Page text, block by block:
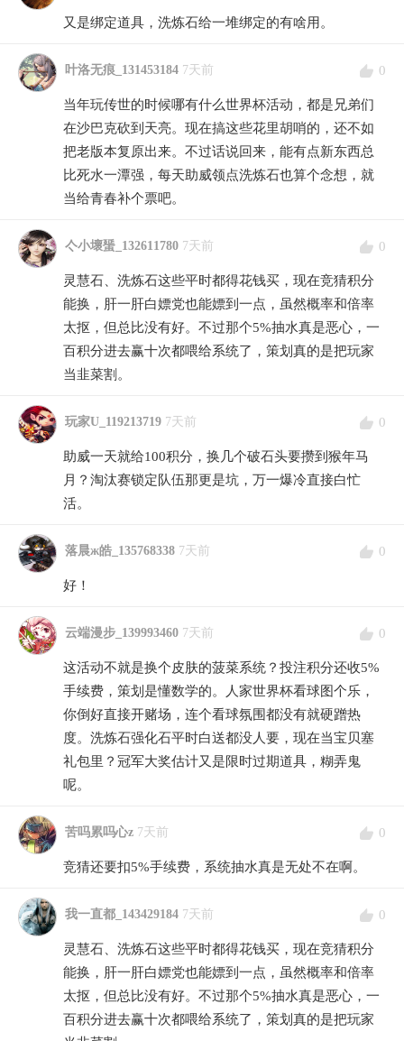
又是绑定道具，洗炼石给一堆绑定的有啥用。
叶洛无痕_131453184 7天前 0
当年玩传世的时候哪有什么世界杯活动，都是兄弟们
在沙巴克砍到天亮。现在搞这些花里胡哨的，还不如
把老版本复原出来。不过话说回来，能有点新东西总
比死水一潭强，每天助威领点洗炼石也算个念想，就
当给青春补个票吧。
亽小壞蜑_132611780 7天前 0
灵慧石、洗炼石这些平时都得花钱买，现在竞猜积分
能换，肝一肝白嫖党也能嫖到一点，虽然概率和倍率
太抠，但总比没有好。不过那个5%抽水真是恶心，一
百积分进去赢十次都喂给系统了，策划真的是把玩家
当韭菜割。
玩家U_119213719 7天前 0
助威一天就给100积分，换几个破石头要攒到猴年马
月？淘汰赛锁定队伍那更是坑，万一爆冷直接白忙
活。
落晨ж皓_135768338 7天前 0
好！
云端漫步_139993460 7天前 0
这活动不就是换个皮肤的菠菜系统？投注积分还收5%
手续费，策划是懂数学的。人家世界杯看球图个乐，
你倒好直接开赌场，连个看球氛围都没有就硬蹭热
度。洗炼石强化石平时白送都没人要，现在当宝贝塞
礼包里？冠军大奖估计又是限时过期道具，糊弄鬼
呢。
苦吗累吗心z 7天前 0
竞猜还要扣5%手续费，系统抽水真是无处不在啊。
我一直都_143429184 7天前 0
灵慧石、洗炼石这些平时都得花钱买，现在竞猜积分
能换，肝一肝白嫖党也能嫖到一点，虽然概率和倍率
太抠，但总比没有好。不过那个5%抽水真是恶心，一
百积分进去赢十次都喂给系统了，策划真的是把玩家